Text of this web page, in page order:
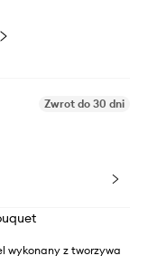
Zwrot do 30 dni
wykonany z tworzywa